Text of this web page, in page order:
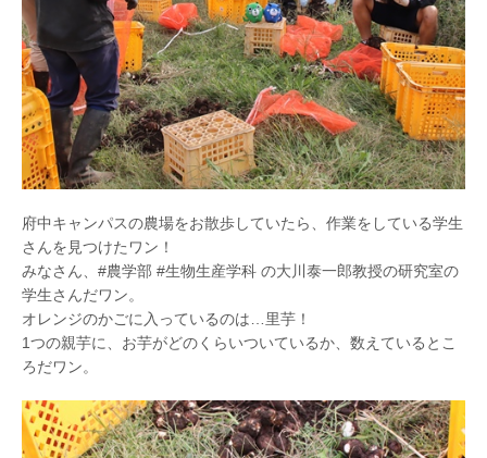
府中キャンパスの農場をお散歩していたら、作業をしている学生
さんを見つけたワン！
みなさん、#農学部 #生物生産学科 の大川泰一郎教授の研究室の
学生さんだワン。
オレンジのかごに入っているのは…里芋！
1つの親芋に、お芋がどのくらいついているか、数えているとこ
ろだワン。